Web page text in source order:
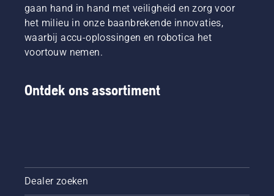
gaan hand in hand met veiligheid en zorg voor
het milieu in onze baanbrekende innovaties,
waarbij accu-oplossingen en robotica het
voortouw nemen.
Ontdek ons assortiment
Dealer zoeken